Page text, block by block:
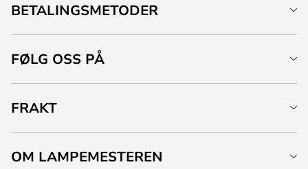
BETALINGSMETODER
FØLG OSS PÅ
FRAKT
OM LAMPEMESTEREN